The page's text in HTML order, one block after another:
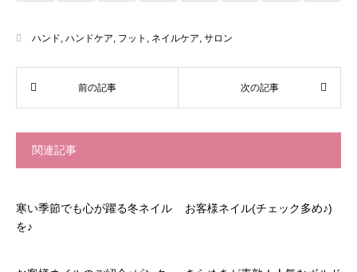
ハンド, ハンドケア, フット , ネイルケア, サロン
関連記事
寒い季節でも心が躍る冬ネイル
を♪
お客様ネイル(チェック多め♪)